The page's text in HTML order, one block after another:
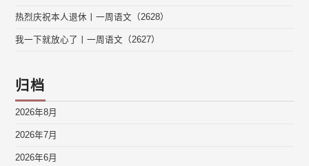
热烈庆祝本人退休丨一周语文（2628）
我一下就放心了丨一周语文（2627）
归档
2026年8月
2026年7月
2026年6月